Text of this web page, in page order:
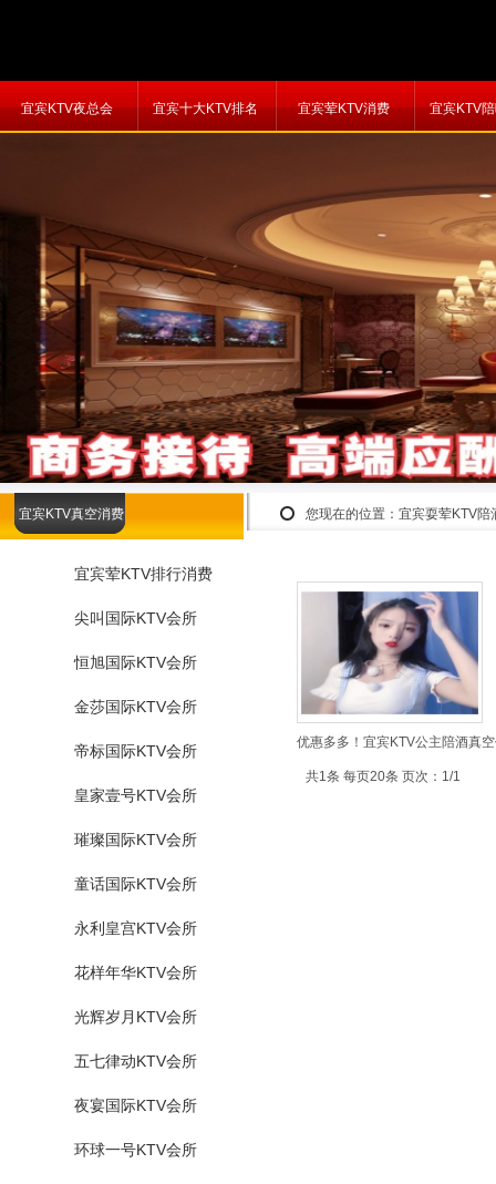
宜宾KTV夜总会 宜宾十大KTV排名 宜宾荤KTV消费 宜宾KTV
您现在的位置： 宜宾耍荤KTV陪
宜宾KTV真空消费
宜宾荤KTV排行消费
尖叫国际KTV会所
恒旭国际KTV会所
金莎国际KTV会所
帝标国际KTV会所
皇家壹号KTV会所
璀璨国际KTV会所
童话国际KTV会所
永利皇宫KTV会所
花样年华KTV会所
光辉岁月KTV会所
五七律动KTV会所
夜宴国际KTV会所
环球一号KTV会所
优惠多多！宜宾KTV公主陪酒真
共1条 每页20条 页次：1/1